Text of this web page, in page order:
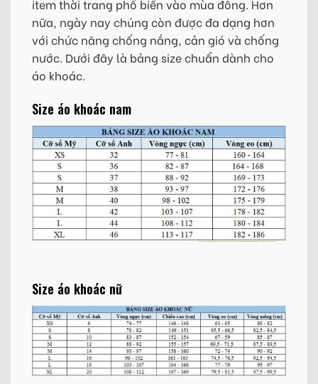
item thời trang phổ biến vào mùa đông. Hơn
nữa, ngày nay chúng còn được đa dạng hơn
với chức năng chống nắng, cản gió và chống
nước. Dưới đây là bảng size chuẩn dành cho
áo khoác.
Size áo khoác nam
Size áo khoác nữ